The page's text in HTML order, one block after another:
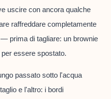
uscire con ancora qualche
raffreddare completamente
— prima di tagliare: un brownie
essere spostato.
passato sotto l'acqua
e l'altro: i bordi